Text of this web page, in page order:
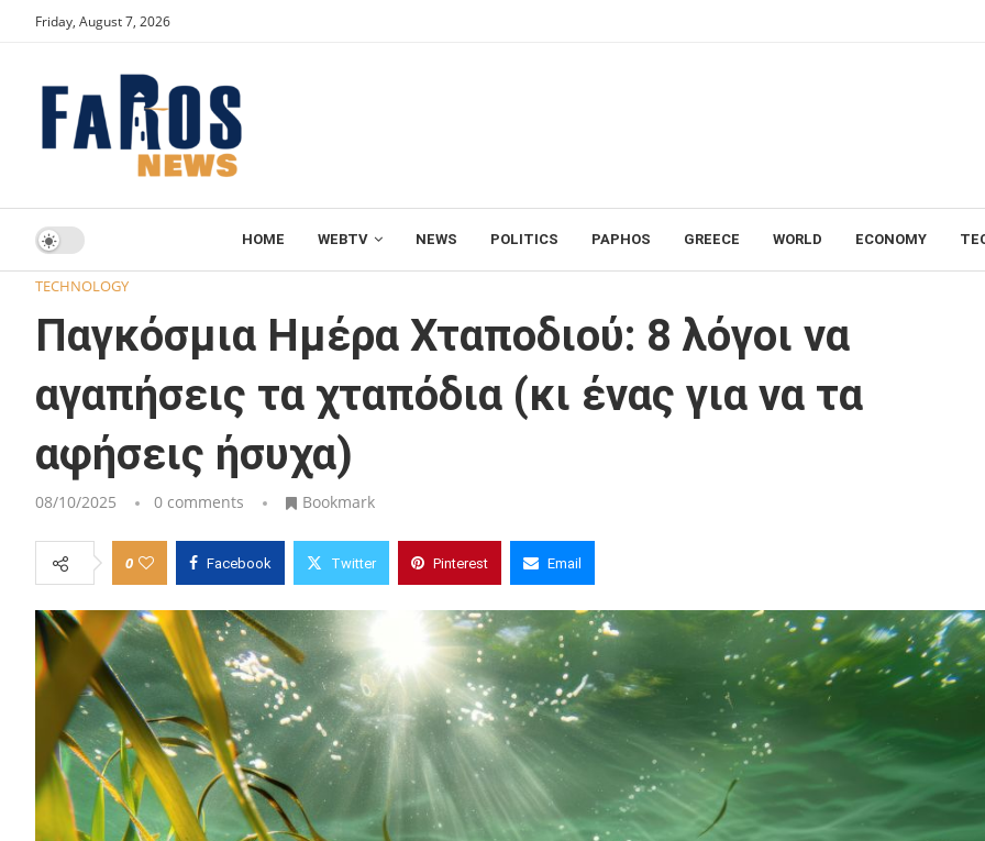
Friday, August 7, 2026
HOME WEBTV NEWS POLITICS PAPHOS GREECE WORLD ECONOMY
Home Παγκόσμια Ημέρα Χταποδιού: 8 λόγοι να αγαπήσεις τα χταπόδια (κι ένας για να τα αφήσεις ήσυχα)
TECHNOLOGY
Παγκόσμια Ημέρα Χταποδιού: 8 λόγοι να
αγαπήσεις τα χταπόδια (κι ένας για να τα
αφήσεις ήσυχα)
08/10/2025 0 comments Bookmark
0 Facebook Twitter Pinterest Email